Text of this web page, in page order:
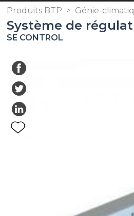
Produits BTP > Génie-
Système de
SE CONTROL